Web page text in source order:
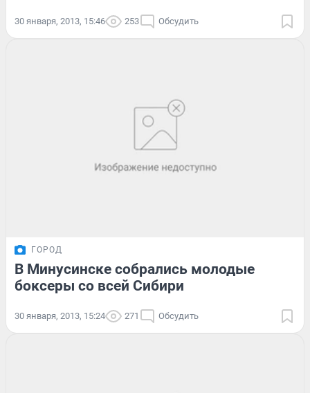
30 января, 2013, 15:46 253 Обсудить
ГОРОД
В Минусинске собрались молодые
боксеры со всей Сибири
30 января, 2013, 15:24 271 Обсудить